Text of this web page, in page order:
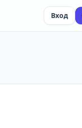
Вход